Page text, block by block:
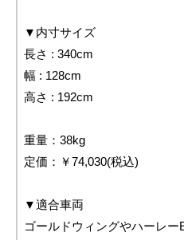
▼内寸サイズ
長さ : 340cm
幅 : 128cm
高さ : 192cm
重量：38kg
定価：￥74,030(税込)
▼適合車両
ゴールドウィングやハーレ